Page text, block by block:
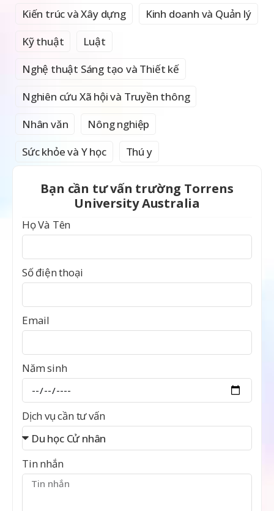
Kiến trúc và Xây dựng
Kinh doanh và Quản lý
Kỹ thuật
Luật
Nghệ thuật Sáng tạo và Thiết kế
Nghiên cứu Xã hội và Truyền thông
Nhân văn
Nông nghiệp
Sức khỏe và Y học
Thú y
Bạn cần tư vấn trường Torrens
University Australia
Họ Và Tên
Số điện thoại
Email
Năm sinh
Dịch vụ cần tư vấn
Tin nhắn